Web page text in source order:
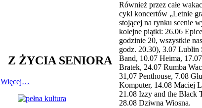
Z ŻYCIA SENIORA
Więcej…
Również przez całe
cykl koncertów „Letnie
stojącej na rynku scenie
kolejne piątki: 26.06
godzinie 20, wszystkie
godz. 20.30), 3.07 Lublin
Band, 10.07 Heima,
Bratek, 24.07 Rumba
31,07 Penthouse, 7.08
Komputer, 14.08 Maciej
21.08 Izzy and the Black
28.08 Dziwna Wiosna.